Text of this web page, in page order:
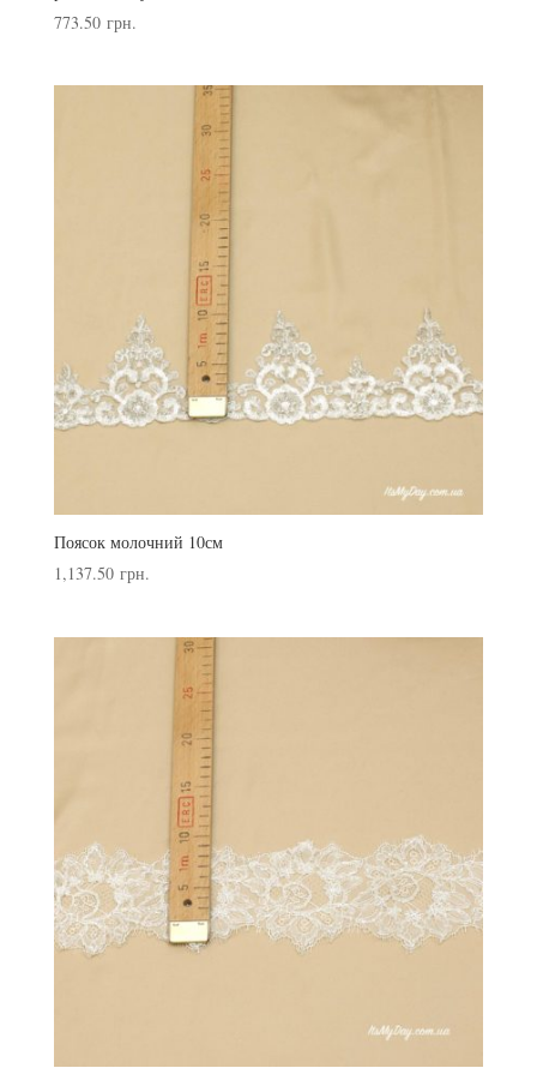
773.50 грн.
Поясок молочний 10см
1,137.50 грн.